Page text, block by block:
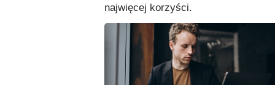
najwięcej korzyści.